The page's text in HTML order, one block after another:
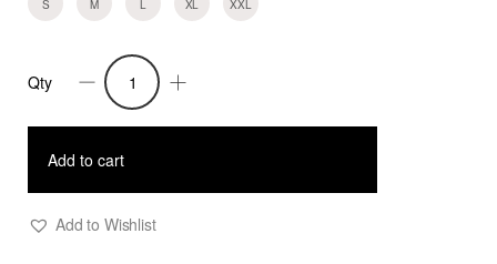
S M L XL XXL
Top
Mona
Qty
Add to cart
Add to Wishlist